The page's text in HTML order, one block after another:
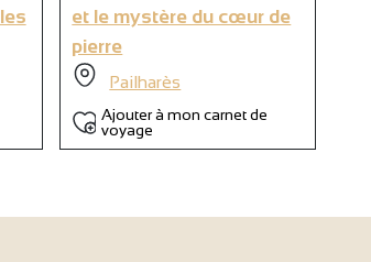
et le mystère du cœur de
pierre
Pailharès
Ajouter à mon carnet de
voyage